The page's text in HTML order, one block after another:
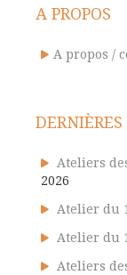
A PROPOS
A propos /
Ateliers
2026
Atelier du
Atelier du
Ateliers